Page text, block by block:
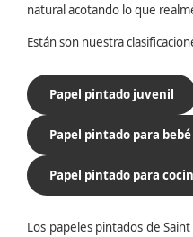
natural acotando lo que
Están son nuestra
Papel pintado juvenil
Papel pintado para bebé
Papel pintado para
Los papeles pintados de